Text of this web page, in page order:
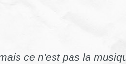
ce n'est pas la